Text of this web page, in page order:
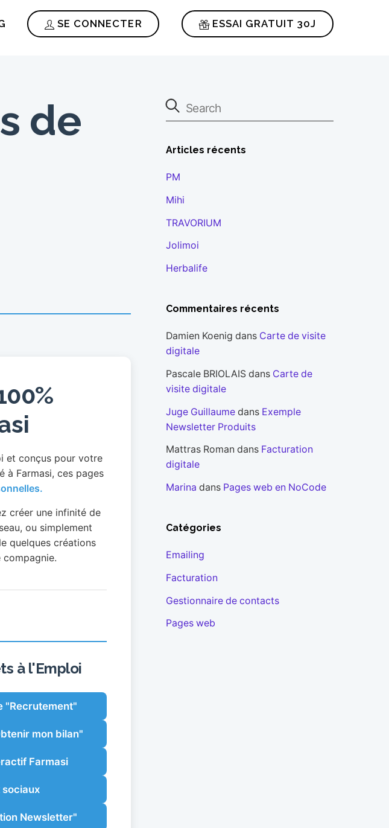
SE CONNECTER ESSAI GRATUIT 30J
de
et conçus pour votre
à Farmasi, ces pages
créer une infinité de
ou simplement
quelques créations
à l'Emploi
"Recrutement"
mon bilan"
Farmasi
sociaux
Newsletter"
Articles récents
PM
Mihi
TRAVORIUM
Jolimoi
Herbalife
Commentaires récents
Damien Koenig dans Carte de visite
digitale
Pascale BRIOLAISdans Carte de
visite digitale
Juge Guillaumedans Exemple
Newsletter Produits
Mattras Roman dans Facturation
digitale
Marina dans Pages web en NoCode
Catégories
Emailing
Facturation
Gestionnaire de contacts
Pages web